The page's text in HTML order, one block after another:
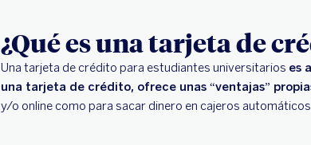
¿Qué es una tarjeta de
Una tarjeta de crédito para estudiantes universitarios es
una tarjeta de crédito, ofrece unas “ventajas”
y/o online como para sacar dinero en cajeros